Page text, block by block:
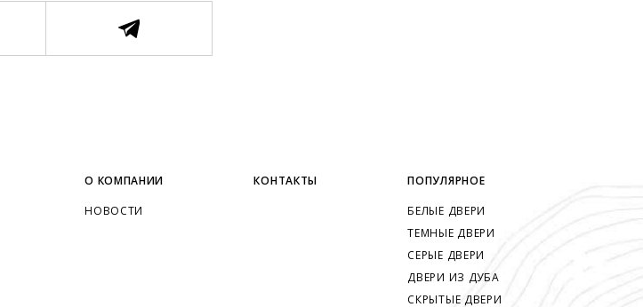
О КОМПАНИИ
НОВОСТИ
КОНТАКТЫ
ПОПУЛЯРНОЕ
БЕЛЫЕ ДВЕРИ
ТЕМНЫЕ ДВЕРИ
СЕРЫЕ ДВЕРИ
ДВЕРИ ИЗ ДУБА
СКРЫТЫЕ ДВЕРИ